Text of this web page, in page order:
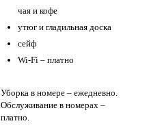
чая и кофе
утюг и гладильная доска
сейф
Wi-Fi – платно
Уборка в номере – ежедневно.
Обслуживание в номерах –
платно.